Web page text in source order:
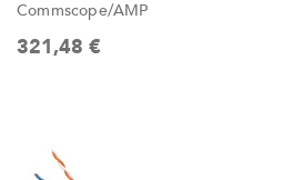
Commscope/AMP
321,48 €